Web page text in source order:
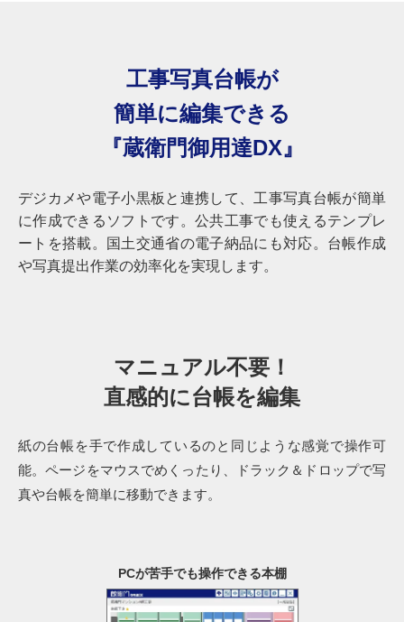
工事写真台帳が
簡単に編集できる
『蔵衛門御用達DX』
デジカメや電子小黒板と連携して、工事写真台帳が簡単
に作成できるソフトです。公共工事でも使えるテンプレ
ートを搭載。国土交通省の電子納品にも対応。台帳作成
や写真提出作業の効率化を実現します。
マニュアル不要！
直感的に台帳を編集
紙の台帳を手で作成しているのと同じような感覚で操作可
能。ページをマウスでめくったり、ドラック＆ドロップで写
真や台帳を簡単に移動できます。
PCが苦手でも操作できる本棚